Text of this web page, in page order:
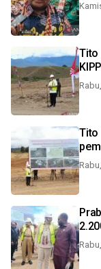
Tito
Tito